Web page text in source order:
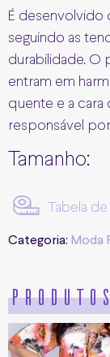
É desenvolvido
seguindo as
durabilidade. O
entram em
quente e a cara
responsável
Tamanho:
Tabela
Categoria: Moda